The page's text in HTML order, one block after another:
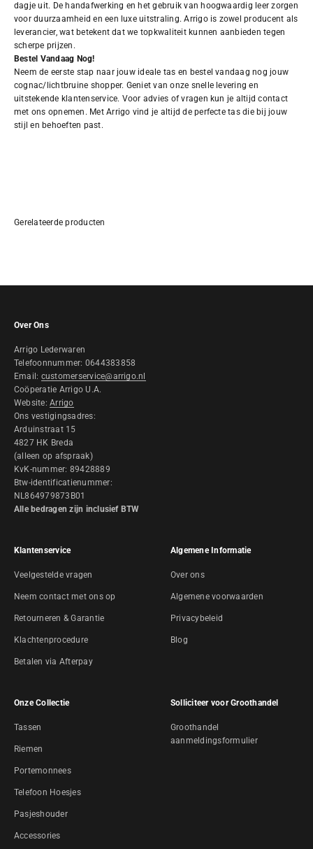
dagje uit. De handafwerking en het gebruik van hoogwaardig leer zorgen
voor duurzaamheid en een luxe uitstraling. Arrigo is zowel producent als
leverancier, wat betekent dat we topkwaliteit kunnen aanbieden tegen
scherpe prijzen.
Bestel Vandaag Nog!
Neem de eerste stap naar jouw ideale tas en bestel vandaag nog jouw
cognac/lichtbruine shopper. Geniet van onze snelle levering en
uitstekende klantenservice. Voor advies of vragen kun je altijd contact
met ons opnemen. Met Arrigo vind je altijd de perfecte tas die bij jouw
stijl en behoeften past.
Over Ons
Arrigo Lederwaren
Telefoonnummer: 0644383858
Email: customerservice@arrigo.nl
Coöperatie Arrigo U.A.
Website:Arrigo
Ons vestigingsadres:
Arduinstraat 15
4827 HK Breda
(alleen op afspraak)
KvK-nummer: 89428889
Btw-identificatienummer:
NL864979873B01
Alle bedragen zijn inclusief BTW
Klantenservice
Veelgestelde vragen
Neem contact met ons op
Retourneren & Garantie
Klachtenprocedure
Betalen via Afterpay
Algemene Informatie
Over ons
Algemene voorwaarden
Privacybeleid
Blog
Onze Collectie
Tassen
Riemen
Portemonnees
Telefoon Hoesjes
Pasjeshouder
Accessories
Solliciteer voor Groothandel
Groothandel
aanmeldingsformulier